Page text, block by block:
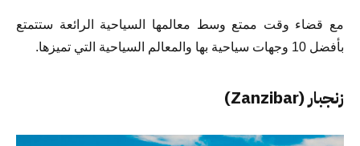
مع قضاء وقت ممتع وسط معالمها السياحية الرائعة ستتمتع
بأفضل 10 وجهات سياحية بها والمعالم السياحية التي تميزها.
زنجبار (Zanzibar)